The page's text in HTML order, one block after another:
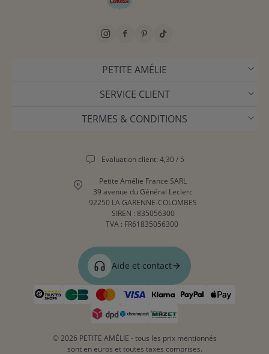
PETITE AMÉLIE
SERVICE CLIENT
TERMES & CONDITIONS
Evaluation client: 4,30 / 5
Petite Amélie France SARL
39 avenue du Général Leclerc
92250 LA GARENNE-COLOMBES
SIREN : 835056300
TVA : FR61835056300
Aide et contact
© 2026 PETITE AMÉLIE - tous les prix mentionnés
sont en euros et toutes taxes comprises.